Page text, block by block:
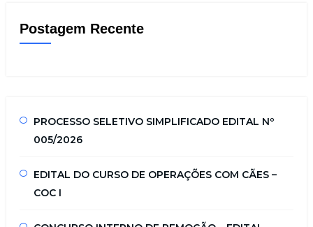
Postagem Recente
PROCESSO SELETIVO SIMPLIFICADO EDITAL Nº
005/2026
EDITAL DO CURSO DE OPERAÇÕES COM CÃES –
COC I